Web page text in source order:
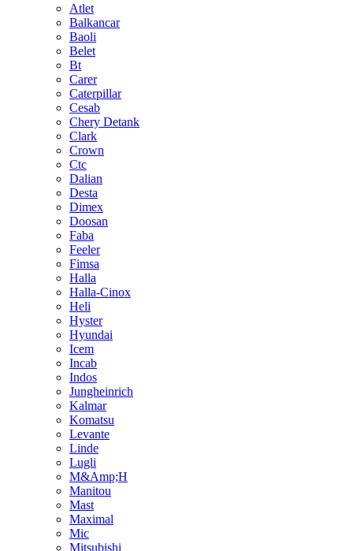
Atlet
Balkancar
Baoli
Belet
Bt
Carer
Caterpillar
Cesab
Chery Detank
Clark
Crown
Ctc
Dalian
Desta
Dimex
Doosan
Faba
Feeler
Fimsa
Halla
Halla-Cinox
Heli
Hyster
Hyundai
Icem
Incab
Indos
Jungheinrich
Kalmar
Komatsu
Levante
Linde
Lugli
M&Amp;H
Manitou
Mast
Maximal
Mic
Mitsubishi